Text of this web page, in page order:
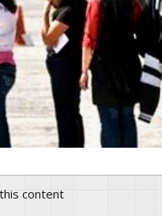
content